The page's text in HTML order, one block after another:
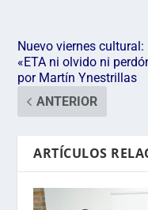
Nuevo viernes cultural:
«ETA ni olvido ni
por Martín Ynestrillas
ANTERIOR
ARTÍCULOS